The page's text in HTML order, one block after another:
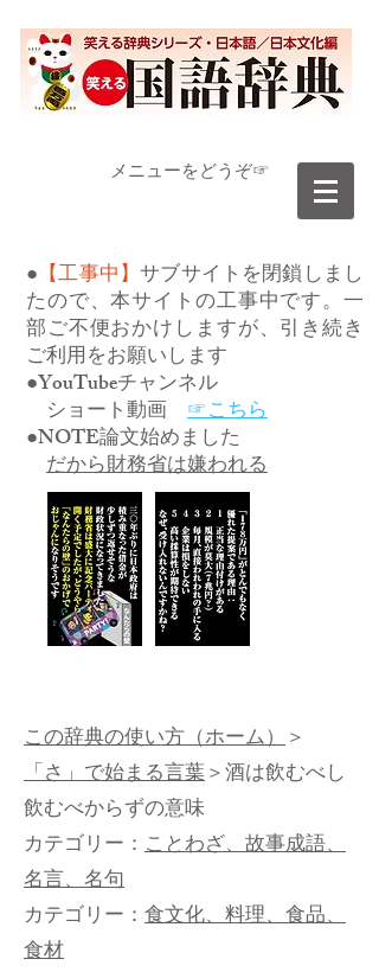
​メニューをどうぞ☞
● 【工事中】サブサイトを閉鎖しまし
たので、本サイトの工事中です。一
部ご不便おかけしますが、引き続き
ご利用をお願いします
●YouTubeチャンネル
ショート動画 ☞こちら
●NOTE論文始めました
だから財務省は嫌われる
この辞典の使い方（ホーム）＞
「さ」で始まる言葉＞酒は飲むべし
飲むべからずの意味
カテゴリー： ことわざ、故事成語、
名言、名句
カテゴリー： 食文化、料理、食品、
食材